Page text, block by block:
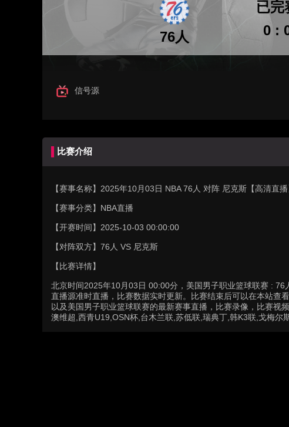
76人 0 :
已完
信号源
比赛介绍
【赛事名称】 2025年10月03日 NBA 76人 对阵 尼克斯【高清直播
【赛事分类】 NBA直播
【开赛时间】 2025-10-03 00:00:00
【对阵双方】 76人 VS 尼克斯
【比赛详情】
北京时间2025年10月03日 00:00分，美国男子职业篮球联赛 :
直播源准时直播，比赛数据实时更新。比赛结束后可以在本站查
以及美国男子职业篮球联赛的最新赛事直播，比赛录像，比赛视
澳维超,西青U19,OSN杯,台木兰联,苏低联,瑞典丁,韩K3联,戈梅尔